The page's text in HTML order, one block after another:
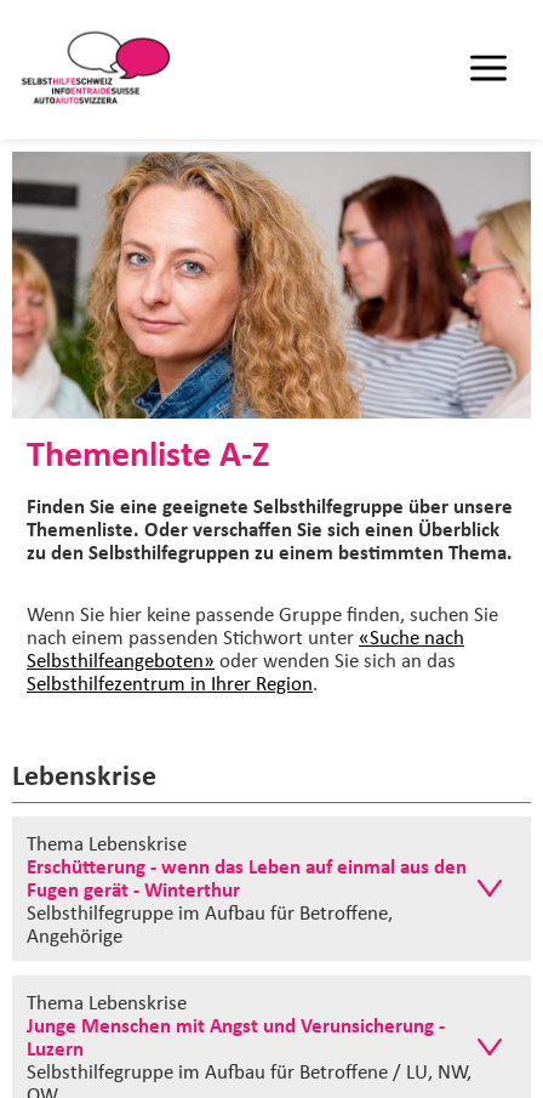
Themenliste A-Z
Finden Sie eine geeignete Selbsthilfegruppe über unsere
Themenliste. Oder verschaffen Sie sich einen Überblick
zu den Selbsthilfegruppen zu einem bestimmten Thema.
Wenn Sie hier keine passende Gruppe finden, suchen Sie
nach einem passenden Stichwort unter «Suche nach
Selbsthilfeangeboten» oder wenden Sie sich an das
Selbsthilfezentrum in Ihrer Region.
Lebenskrise
Thema Lebenskrise
Erschütterung - wenn das Leben auf einmal aus den
Fugen gerät - Winterthur
Selbsthilfegruppe im Aufbau für Betroffene,
Angehörige
Thema Lebenskrise
Junge Menschen mit Angst und Verunsicherung -
Luzern
Selbsthilfegruppe im Aufbau für Betroffene / LU, NW,